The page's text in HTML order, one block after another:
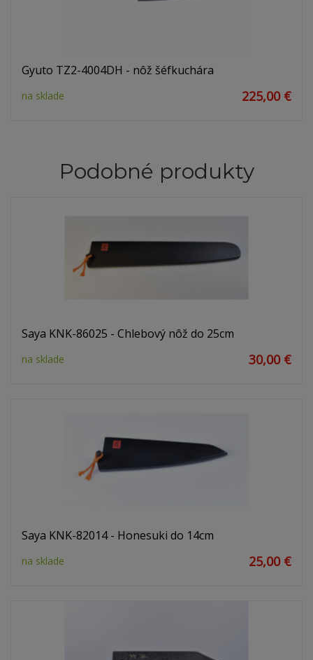
Gyuto TZ2-4004DH - nôž šéfkuchára
na sklade 225,00 €
Podobné produkty
Saya KNK-86025 - Chlebový nôž do 25cm
na sklade 30,00 €
Saya KNK-82014 - Honesuki do 14cm
na sklade 25,00 €